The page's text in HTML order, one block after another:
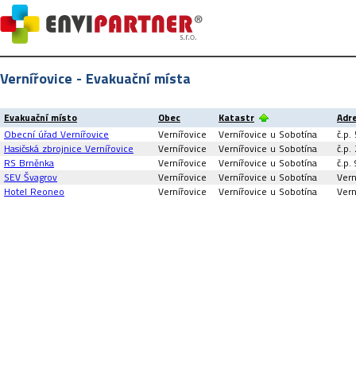
Vernířovice - Evakuační místa
Evakuační místo Obec Katastr
Obecní úřad Vernířovice
Vernířovice Vernířovice u Sobotína
č.p.
Hasičská zbrojnice Vernířovice
Vernířovice Vernířovice u Sobotína
č.p.
RS Brněnka
Vernířovice Vernířovice u Sobotína
č.p.
SEV Švagrov
Vernířovice Vernířovice u Sobotína
Hotel Reoneo
Vernířovice Vernířovice u Sobotína